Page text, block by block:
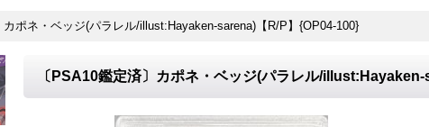
カポネ・ベッジ(パラレル/illust:Hayaken-sarena)【R/P】{OP04-100}
〔PSA10鑑定済〕カポネ・ベッジ(パラレル/